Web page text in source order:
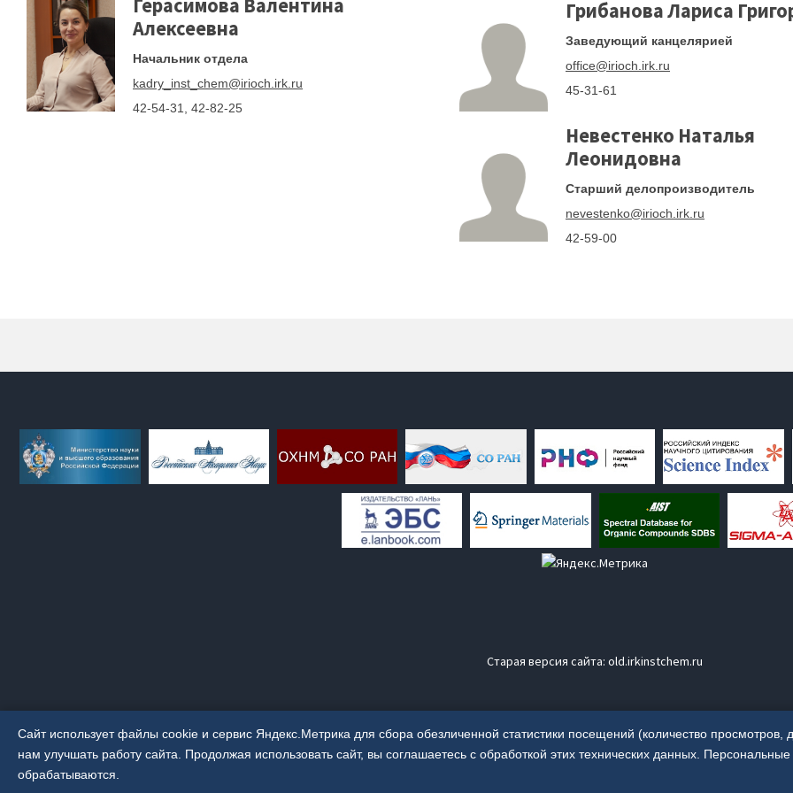
Герасимова Валентина
Алексеевна
Начальник отдела
kadry_inst_chem@irioch.irk.ru
42-54-31, 42-82-25
Грибанова Лариса
Заведующий канцелярией
office@irioch.irk.ru
45-31-61
Невестенко Наталья
Леонидовна
Старший делопроизводитель
nevestenko@irioch.irk.ru
42-59-00
Сайт использует файлы cookie и сервис Яндекс.Метрика для сбора обезличенной статистики посещений (количество просмотров,
нам улучшать работу сайта. Продолжая использовать сайт, вы соглашаетесь с обработкой этих технических данных.
обрабатываются.
Старая версия сайта: old.irkinstchem.ru
© 2021 Иркутский институт химии им. А.Е. Фаворского СО РАН